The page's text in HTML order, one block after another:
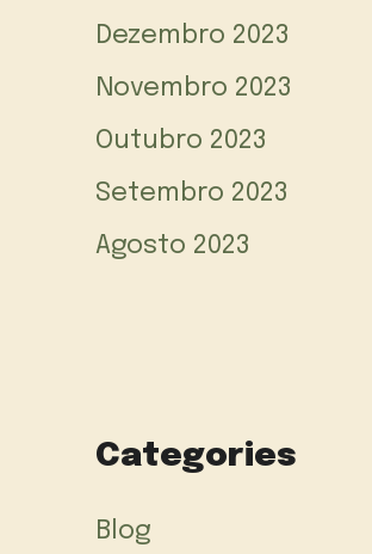
Dezembro 2023
Novembro 2023
Outubro 2023
Setembro 2023
Agosto 2023
Categories
Blog